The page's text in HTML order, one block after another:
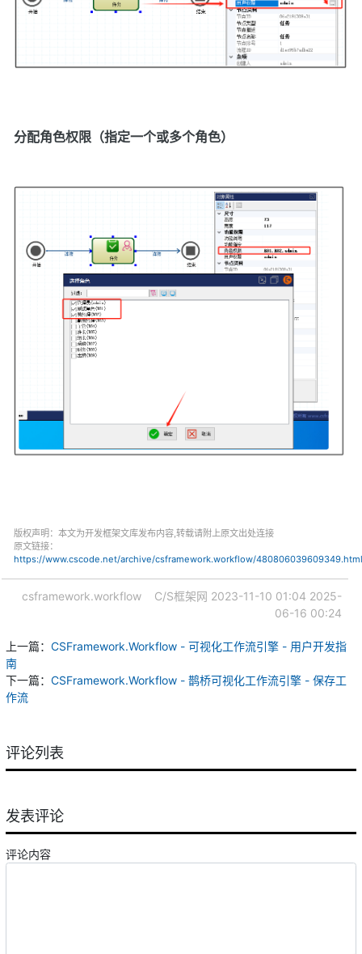
分配角色权限（指定一个或多个角色）
版权声明：本文为开发框架文库发布内容,转载请附上原文出处连接
原文链接：
https://www.cscode.net/archive/csframework.workflow/480806039609349.html
csframework.workflow C/S框架网 2023-11-10 01:04 2025-
06-16 00:24
上一篇： CSFramework.Workflow - 可视化工作流引擎 - 用户开发指
南
下一篇： CSFramework.Workflow - 鹊桥可视化工作流引擎 - 保存工
作流
评论列表
发表评论
评论内容